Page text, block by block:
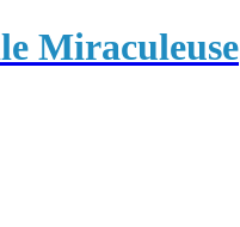
Miraculeuse